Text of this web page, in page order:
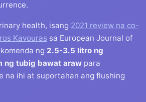
health, isang 2021 review na co-
Kavouras sa European Journal of
ng 2.5-3.5 litro ng
ng tubig bawat araw para
na ihi at suportahan ang flushing